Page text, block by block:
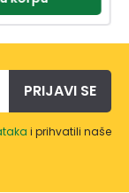
PRIJAVI SE
i prihvatili naše